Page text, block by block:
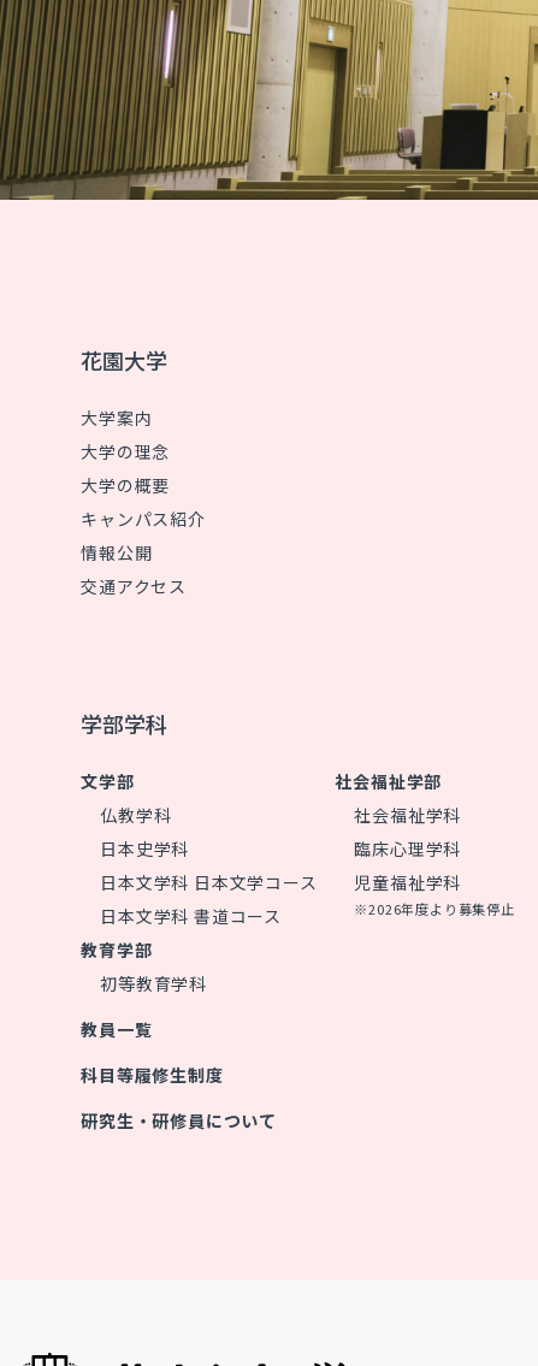
花園大学
大学案内
大学の理念
大学の概要
キャンパス紹介
情報公開
交通アクセス
学部学科
文学部
仏教学科
日本史学科
日本文学科 日本文学コース
日本文学科 書道コース
社会福祉学部
社会福祉学科
臨床心理学科
児童福祉学科
※2026年度より募集停止
教育学部
初等教育学科
教員一覧
科目等履修生制度
研究生・研修員について